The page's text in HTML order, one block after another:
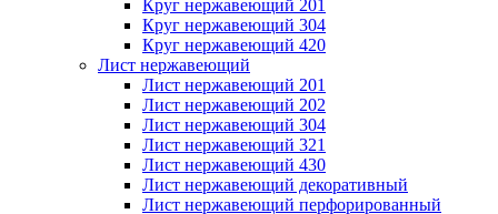
Круг нержавеющий 201
Круг нержавеющий 304
Круг нержавеющий 420
Лист нержавеющий
Лист нержавеющий 201
Лист нержавеющий 202
Лист нержавеющий 304
Лист нержавеющий 321
Лист нержавеющий 430
Лист нержавеющий декоративный
Лист нержавеющий перфорированный